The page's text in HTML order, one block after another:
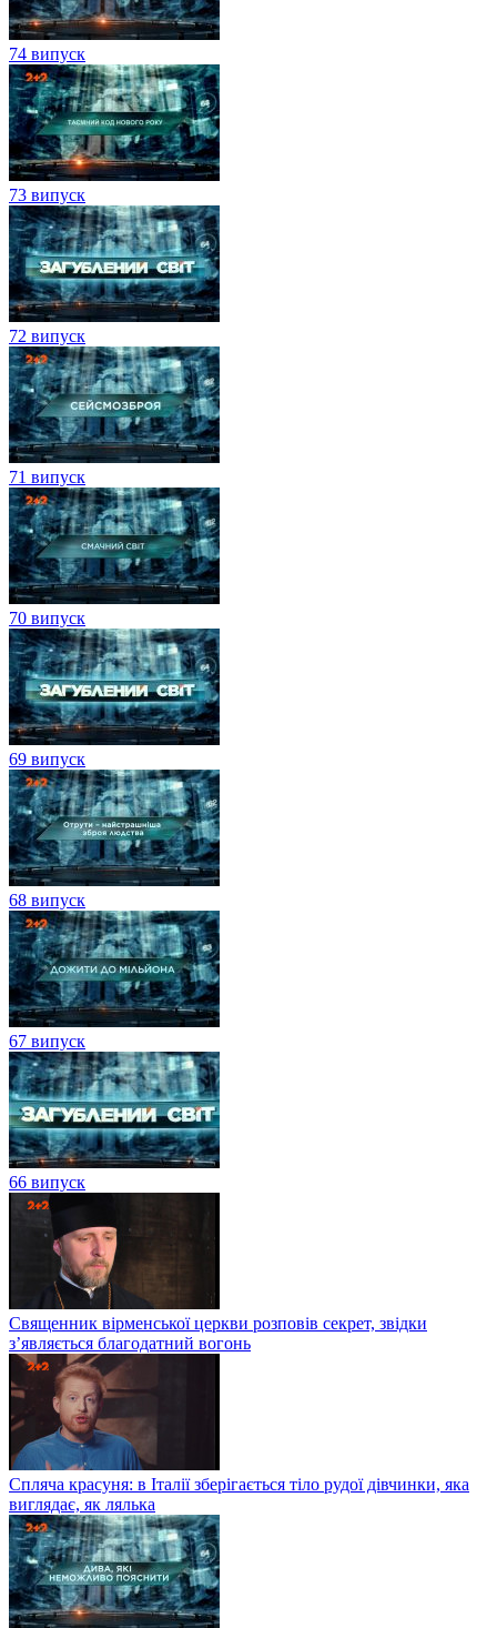
74 випуск
73 випуск
72 випуск
71 випуск
70 випуск
69 випуск
68 випуск
67 випуск
66 випуск
Священник вірменської церкви розповів секрет, звідки
з’являється благодатний вогонь
Спляча красуня: в Італії зберігається тіло рудої дівчинки, яка
виглядає, як лялька